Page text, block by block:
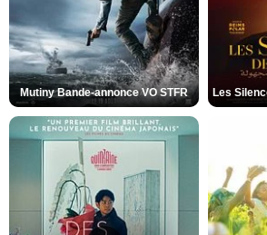
Mutiny Bande-annonce VO STFR